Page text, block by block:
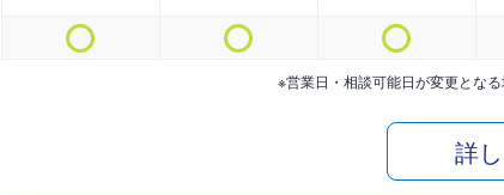
※営業日・相談可能日が変更とな
詳